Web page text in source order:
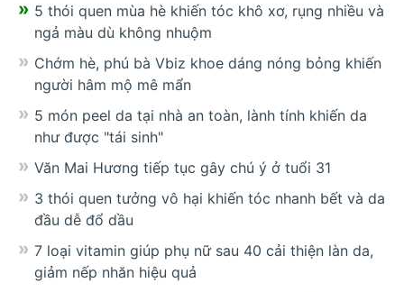
5 thói quen mùa hè khiến tóc khô xơ, rụng nhiều và
ngả màu dù không nhuộm
Chớm hè, phú bà Vbiz khoe dáng nóng bỏng khiến
người hâm mộ mê mẩn
5 món peel da tại nhà an toàn, lành tính khiến da
như được "tái sinh"
Văn Mai Hương tiếp tục gây chú ý ở tuổi 31
3 thói quen tưởng vô hại khiến tóc nhanh bết và da
đầu dễ đổ dầu
7 loại vitamin giúp phụ nữ sau 40 cải thiện làn da,
giảm nếp nhăn hiệu quả